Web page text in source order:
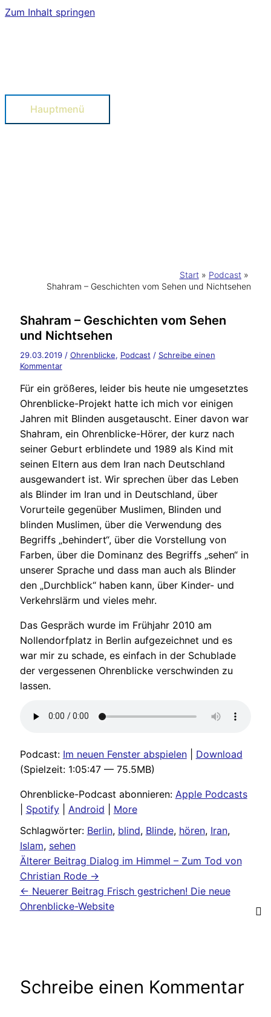
Zum Inhalt springen
Hauptmenü
Start
Podcast
Shahram – Geschichten vom Sehen und Nichtsehen
Shahram – Geschichten vom Sehen
und Nichtsehen
29.03.2019 / Ohrenblicke, Podcast / Schreibe einen
Kommentar
Für ein größeres, leider bis heute nie umgesetztes
Ohrenblicke-Projekt hatte ich mich vor einigen
Jahren mit Blinden ausgetauscht. Einer davon war
Shahram, ein Ohrenblicke-Hörer, der kurz nach
seiner Geburt erblindete und 1989 als Kind mit
seinen Eltern aus dem Iran nach Deutschland
ausgewandert ist. Wir sprechen über das Leben
als Blinder im Iran und in Deutschland, über
Vorurteile gegenüber Muslimen, Blinden und
blinden Muslimen, über die Verwendung des
Begriffs „behindert“, über die Vorstellung von
Farben, über die Dominanz des Begriffs „sehen“ in
unserer Sprache und dass man auch als Blinder
den „Durchblick“ haben kann, über Kinder- und
Verkehrslärm und vieles mehr.
Das Gespräch wurde im Frühjahr 2010 am
Nollendorfplatz in Berlin aufgezeichnet und es
war mir zu schade, es einfach in der Schublade
der vergessenen Ohrenblicke verschwinden zu
lassen.
Podcast: Im neuen Fenster abspielen| Download
(Spielzeit: 1:05:47 — 75.5MB)
Ohrenblicke-Podcast abonnieren: Apple Podcasts
Spotify| Android
More
Schlagwörter: Berlin, blind, Blinde, hören, Iran,
Islam, sehen
Älterer Beitrag Dialog im Himmel – Zum Tod von
Christian Rode→
← Neuerer Beitrag Frisch gestrichen! Die neue
Ohrenblicke-Website
Schreibe einen Kommentar